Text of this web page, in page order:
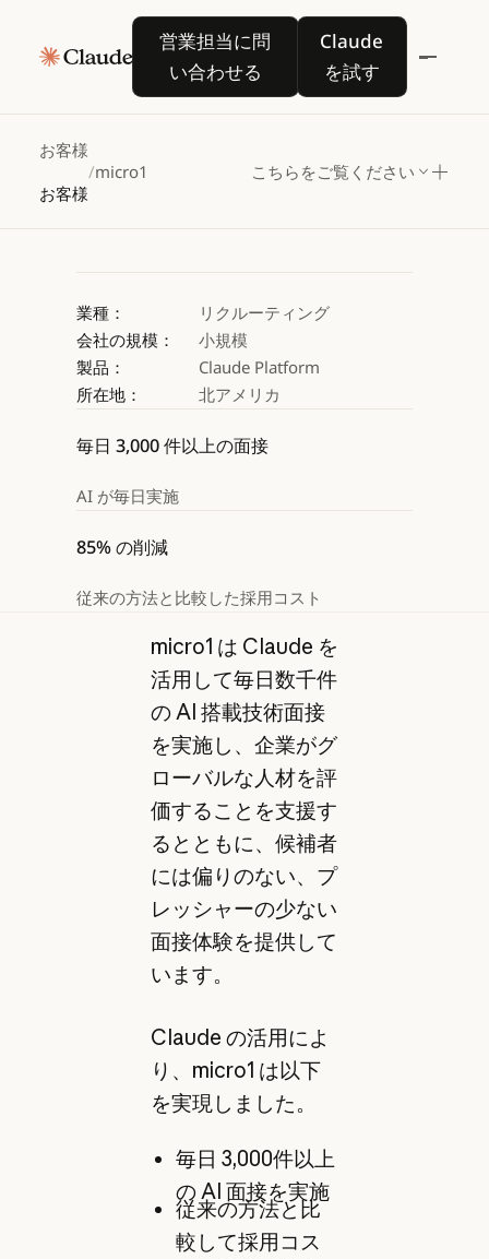
営業担当に問
い合わせる
営業担当に問い合わせる
Claude
を試す
Claude を試す
お客様
お客様
/micro1 こちらをご覧ください
micro1がClaude
で技術採用を変革
Claude を試す
業種：
リクルーティング
会社の規模：
小規模
製品：
Claude Platform
所在地：
北アメリカ
毎日 3,000 件以上の面接
AI が毎日実施
85% の削減
従来の方法と比較した採用コスト
micro1 は Claude を
活用して毎日数千件
の AI 搭載技術面接
を実施し、企業がグ
ローバルな人材を評
価することを支援す
るとともに、候補者
には偏りのない、プ
レッシャーの少ない
面接体験を提供して
います。
Claude の活用によ
り、micro1 は以下
を実現しました。
毎日 3,000件以上
の AI 面接を実施
従来の方法と比
較して採用コス